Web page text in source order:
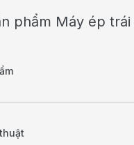
phẩm Máy ép trái